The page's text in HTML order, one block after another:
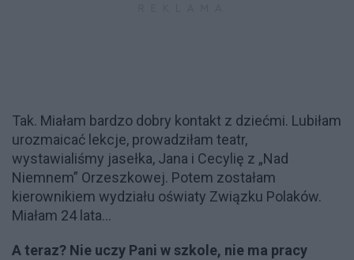
Tak. Miałam bardzo dobry kontakt z dziećmi. Lubiłam
urozmaicać lekcje, prowadziłam teatr,
wystawialiśmy jasełka, Jana i Cecylię z „Nad
Niemnem” Orzeszkowej. Potem zostałam
kierownikiem wydziału oświaty Związku Polaków.
Miałam 24 lata...
A teraz? Nie uczy Pani w szkole, nie ma pracy